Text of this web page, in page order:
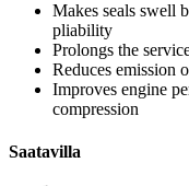
Makes seals swell
pliability
Prolongs the
Reduces emission
Improves engine
compression
Saatavilla